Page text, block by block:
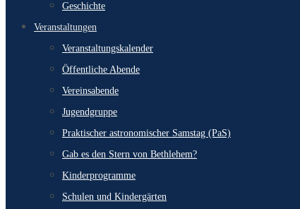
Geschichte
Veranstaltungen
Veranstaltungskalender
Öffentliche Abende
Vereinsabende
Jugendgruppe
Praktischer astronomischer Samstag (PaS)
Gab es den Stern von Bethlehem?
Kinderprogramme
Schulen und Kindergärten